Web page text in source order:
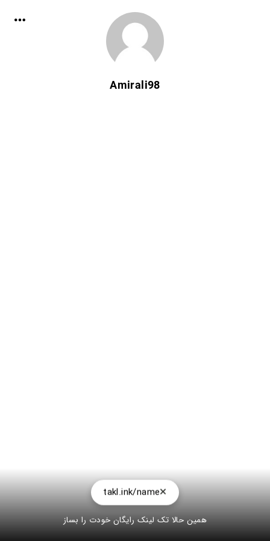
Amirali98
takl.ink/name
همین حالا تک لینک رایگان خودت را بساز